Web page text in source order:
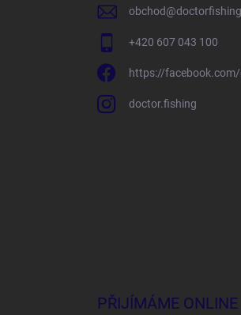
obchod@
+420 607 043 100
https://
doctor.fishing
PŘIJÍMÁME ONLINE